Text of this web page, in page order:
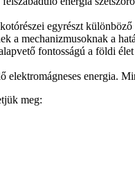
egyrészt
mechanizmusoknak a
fontosságú a földi
energia.
meg: